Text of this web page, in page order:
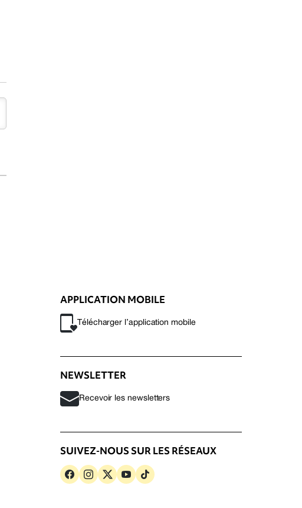
APPLICATION MOBILE
Télécharger l’application mobile
NEWSLETTER
Recevoir les newsletters
SUIVEZ-NOUS SUR LES RÉSEAUX